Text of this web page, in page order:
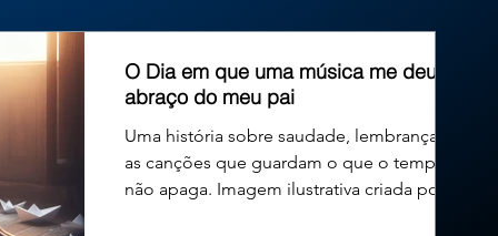
O Dia em que uma música me deu um
abraço do meu pai
Uma história sobre saudade, lembranças e
as canções que guardam o que o tempo
não apaga. Imagem ilustrativa criada por